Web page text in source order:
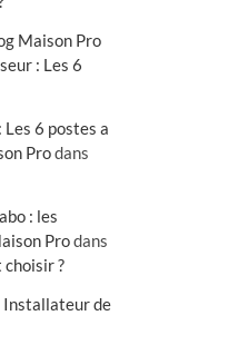
Maison Pro
: Les 6
6 postes a
Prodans
: les
Prodans
choisir ?
Installateur de